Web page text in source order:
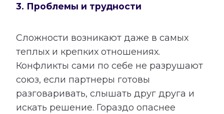
3. Проблемы и трудности
Сложности возникают даже в самых
теплых и крепких отношениях.
Конфликты сами по себе не разрушают
союз, если партнеры готовы
разговаривать, слышать друг друга и
искать решение. Гораздо опаснее